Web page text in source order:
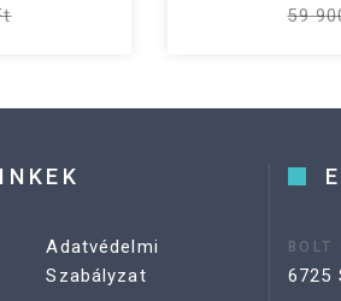
59
Adatvédelmi
Szabályzat
BOLT
6725